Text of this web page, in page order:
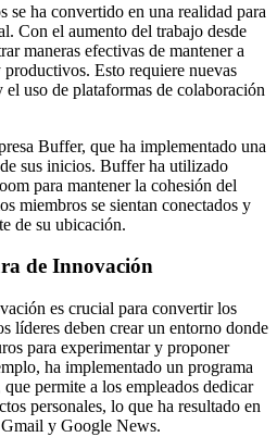
se ha convertido en una realidad para
Con el aumento del trabajo desde
maneras efectivas de mantener a
Esto requiere nuevas
uso de plataformas de colaboración
Buffer, que ha implementado una
sus inicios. Buffer ha utilizado
para mantener la cohesión del
miembros se sientan conectados y
de su ubicación.
de Innovación
es crucial para convertir los
líderes deben crear un entorno donde
para experimentar y proponer
ha implementado un programa
permite a los empleados dedicar
personales, lo que ha resultado en
y Google News.